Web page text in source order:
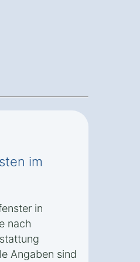
im
in
nach
Angaben sind